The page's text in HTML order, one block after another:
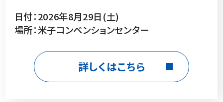
日付：2026年8月29日(土)
場所：米子コンベンションセンター
詳しくはこちら